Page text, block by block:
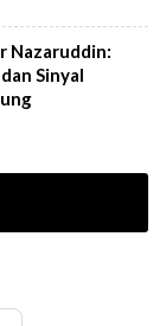
Nazaruddin:
Sinyal